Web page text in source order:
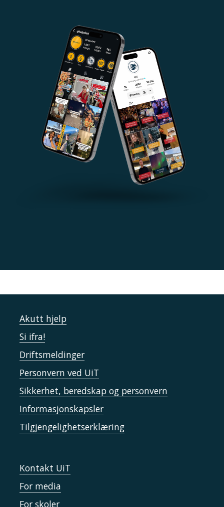
Akutt hjelp
Si ifra!
Driftsmeldinger
Personvern ved UiT
Sikkerhet, beredskap og personvern
Informasjonskapsler
Tilgjengelighetserklæring
Kontakt UiT
For media
For skoler